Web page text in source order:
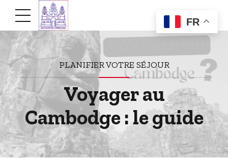
PLANIFIER VOTRE SÉJOUR
Voyager au
Cambodge : le guide
FR